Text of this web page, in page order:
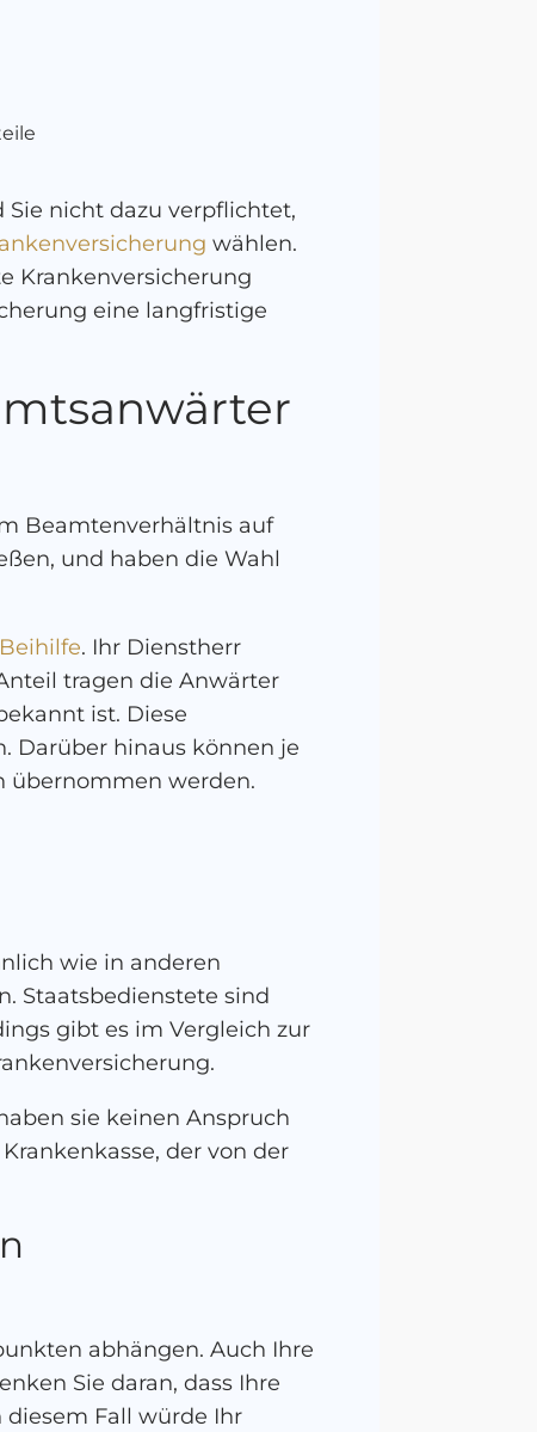
nicht dazu verpflichtet,
wählen.
Krankenversicherung
eine langfristige
Beamtenverhältnis auf
und haben die Wahl
. Ihr Dienstherr
tragen die Anwärter
ist. Diese
Darüber hinaus können je
übernommen werden.
wie in anderen
Staatsbedienstete sind
gibt es im Vergleich zur
sie keinen Anspruch
der von der
abhängen. Auch Ihre
Sie daran, dass Ihre
Fall würde Ihr